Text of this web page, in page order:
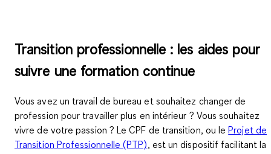
Transition professionnelle : les aides pour
suivre une formation continue
Vous avez un travail de bureau et souhaitez changer de
profession pour travailler plus en intérieur ? Vous souhaitez
vivre de votre passion ? Le CPF de transition, ou leProjet de
Transition Professionnelle (PTP), est un dispositif facilitant la